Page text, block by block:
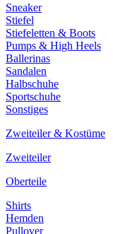
Sneaker
Stiefel
Stiefeletten & Boots
Pumps & High Heels
Ballerinas
Sandalen
Halbschuhe
Sportschuhe
Sonstiges
Zweiteiler & Kostüme
Zweiteiler
Oberteile
Shirts
Hemden
Pullover